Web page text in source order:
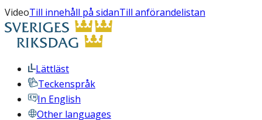
VideoTill innehåll på sidanTill anförandelistan
Lättläst
Teckenspråk
In English
Other languages